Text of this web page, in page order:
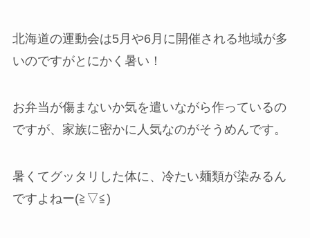
北海道の運動会は5月や6月に開催される地域が多
いのですがとにかく暑い！
お弁当が傷まないか気を遣いながら作っているの
ですが、家族に密かに人気なのがそうめんです。
暑くてグッタリした体に、冷たい麺類が染みるん
ですよねー(≧▽≦)